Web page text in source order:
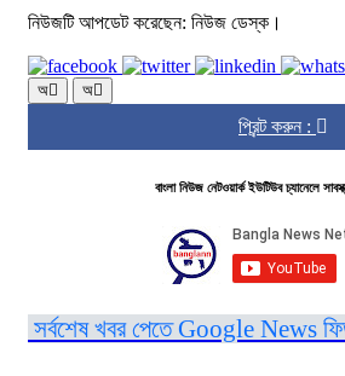
নিউজটি আপডেট করেছেন: নিউজ ডেস্ক।
অ অ
প্রিন্ট করুন :
বাংলা নিউজ নেটওয়ার্ক ইউটিউব চ্যানেলে
সর্বশেষ খবর পেতে Google News